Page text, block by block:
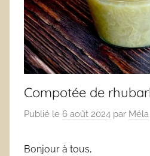
Compotée de
Publié le 6 août 2024 par Méla
Bonjour à tous,